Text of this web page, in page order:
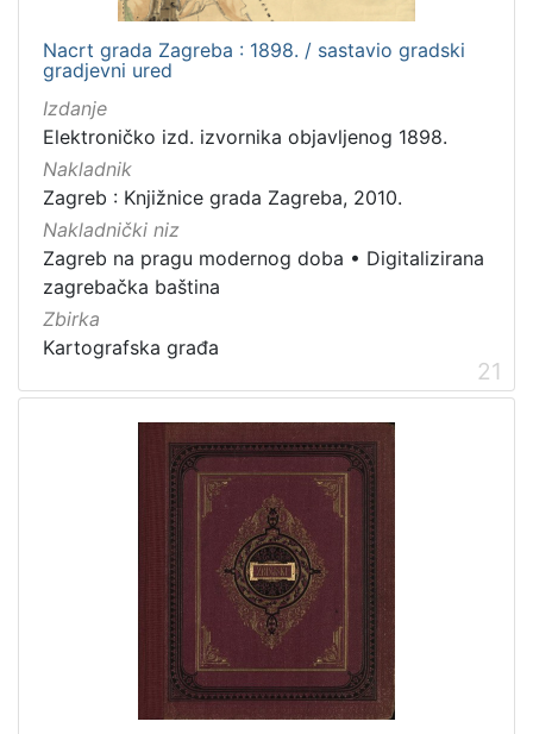
Nacrt grada Zagreba : 1898. / sastavio gradski
gradjevni ured
Izdanje
Elektroničko izd. izvornika objavljenog 1898.
Nakladnik
Zagreb : Knjižnice grada Zagreba, 2010.
Nakladnički niz
Zagreb na pragu modernog doba • Digitalizirana
zagrebačka baština
Zbirka
Kartografska građa
21